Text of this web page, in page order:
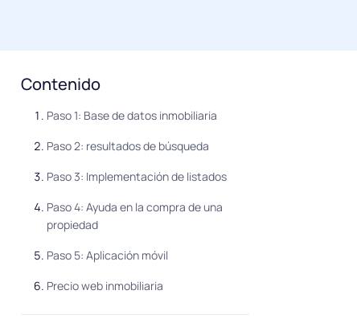
Contenido
Paso 1: Base de datos inmobiliaria
Paso 2: resultados de búsqueda
Paso 3: Implementación de listados
Paso 4: Ayuda en la compra de una
propiedad
Paso 5: Aplicación móvil
Precio web inmobiliaria